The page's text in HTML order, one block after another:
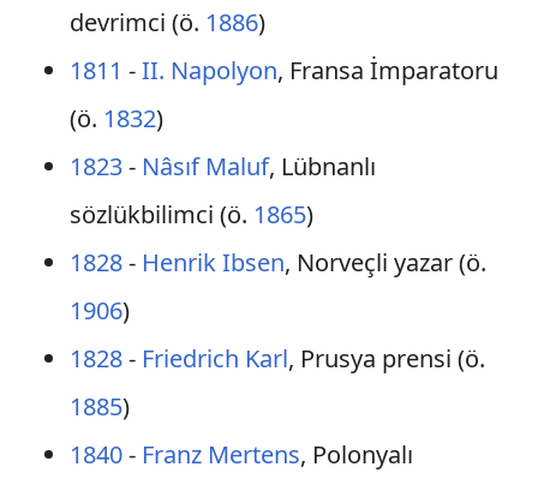
devrimci (ö. 1886)
1811 -II. Napolyon, Fransa İmparatoru
(ö. 1832)
1823- Nâsıf Maluf, Lübnanlı
sözlükbilimci (ö. 1865)
1828- Henrik Ibsen, Norveçli yazar (ö.
1906)
1828- Friedrich Karl, Prusya prensi (ö.
1885)
1840- Franz Mertens, Polonyalı